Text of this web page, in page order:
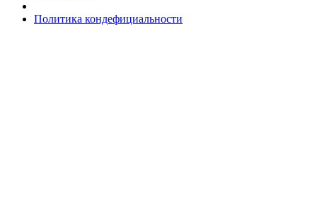
Политика кондефициальности